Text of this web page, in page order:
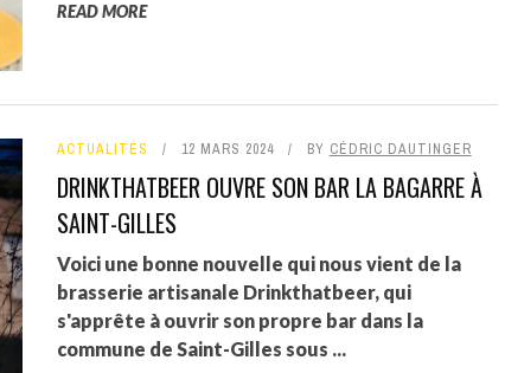
READ MORE
ACTUALITÉS 12 MARS 2024 BY CÉDRIC DAUTINGER
DRINKTHATBEER OUVRE SON BAR LA BAGARRE À
SAINT-GILLES
Voici une bonne nouvelle qui nous vient de la
brasserie artisanale Drinkthatbeer, qui
s'apprête à ouvrir son propre bar dans la
commune de Saint-Gilles sous ...